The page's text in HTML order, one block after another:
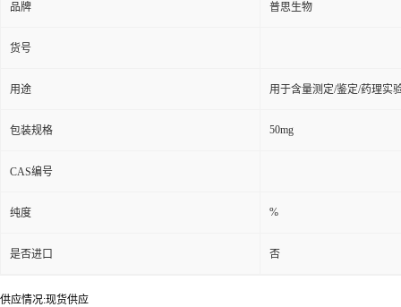
品牌 普思生物
货号
用途 用于含量测定/鉴定/药理实
包装规格 50mg
CAS编号
纯度 %
是否进口 否
供应情况:现货供应